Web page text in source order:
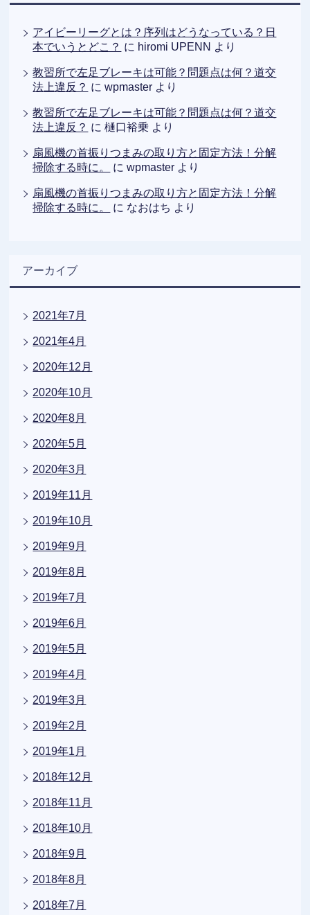
アイビーリーグとは？序列はどうなっている？日
本でいうとどこ？ に hiromi UPENN より
教習所で左足ブレーキは可能？問題点は何？道交
法上違反？ にwpmaster より
教習所で左足ブレーキは可能？問題点は何？道交
法上違反？ に樋口裕乗 より
扇風機の首振りつまみの取り方と固定方法！分解
掃除する時に。
にwpmaster より
扇風機の首振りつまみの取り方と固定方法！分解
掃除する時に。
に なおはち より
アーカイブ
2021年7月
2021年4月
2020年12月
2020年10月
2020年8月
2020年5月
2020年3月
2019年11月
2019年10月
2019年9月
2019年8月
2019年7月
2019年6月
2019年5月
2019年4月
2019年3月
2019年2月
2019年1月
2018年12月
2018年11月
2018年10月
2018年9月
2018年8月
2018年7月